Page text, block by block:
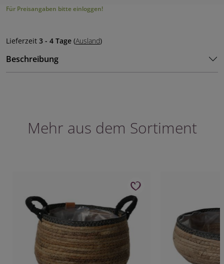
Für Preisangaben bitte einloggen!
Lieferzeit 3 - 4 Tage (Ausland)
Beschreibung
Mehr aus dem Sortiment